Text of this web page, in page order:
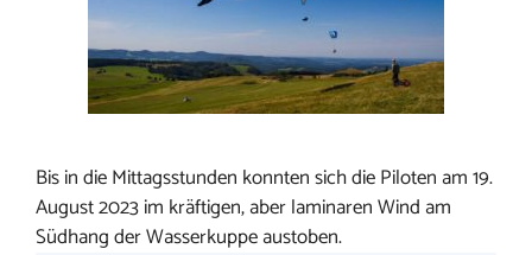
Bis in die Mittagsstunden konnten sich die Piloten am 19.
August 2023 im kräftigen, aber laminaren Wind am
Südhang der Wasserkuppe austoben.